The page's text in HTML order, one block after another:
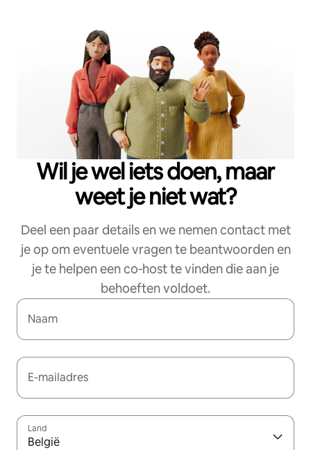
Wil je wel iets doen, maar
weet je niet wat?
Deel een paar details en we nemen contact met
je op om eventuele vragen te beantwoorden en
je te helpen een co‑host te vinden die aan je
behoeften voldoet.
Naam
E-mailadres
Land
België